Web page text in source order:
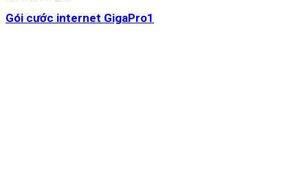
Gói cước internet GigaPro1